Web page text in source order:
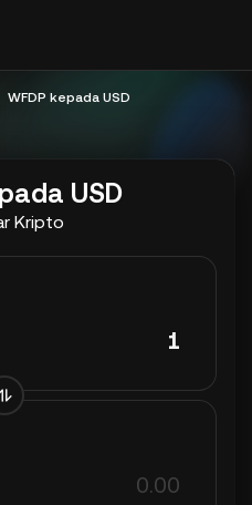
WFDP kepada USD
USD
Kripto